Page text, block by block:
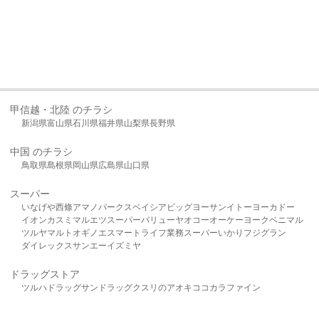
甲信越・北陸 のチラシ
新潟県富山県石川県福井県山梨県長野県
中国 のチラシ
鳥取県島根県岡山県広島県山口県
スーパー
いなげや西條アマノパークスベイシア ビッグヨーサンイトーヨーカドー
イオンカスミ マルエツスーパーバリューヤオコーオーケー ヨークベニマル
ツルヤマルト オギノ エスマート ライフ業務スーパーいかり フジグラン
ダイレックスサンエーイズミヤ
ドラッグストア
ツルハドラッグサンドラッグクスリのアオキ ココカラファイン